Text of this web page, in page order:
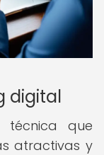
digital
técnica que
atractivas y